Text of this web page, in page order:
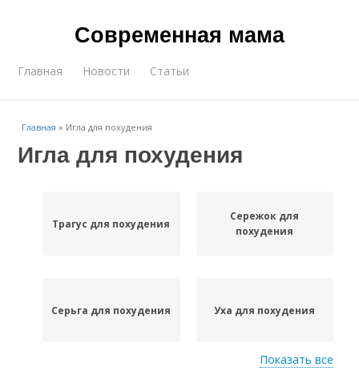
Современная мама
Главная Новости Статьи
Главная » Игла для похудения
Игла для похудения
Трагус для похудения
Сережок для
похудения
Серьга для похудения Уха для похудения
Показать все